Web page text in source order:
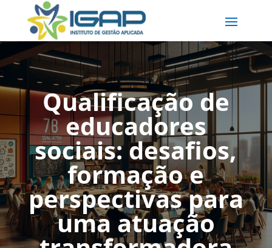
Qualificação de
educadores
sociais: desafios,
formação e
perspectivas para
uma atuação